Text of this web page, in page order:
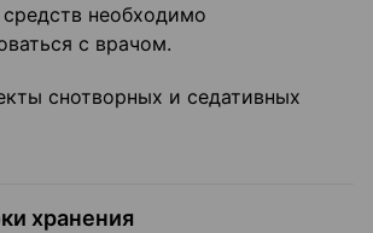
необходимо
с врачом.
снотворных и седативных
хранения